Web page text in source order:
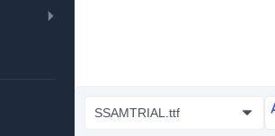
SSAMTRIAL.ttf